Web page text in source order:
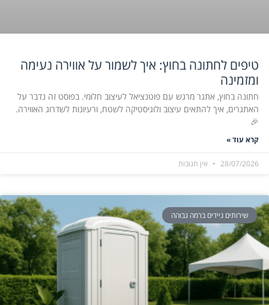
טיפים לחתונה בחוץ: איך לשמור על אווירה נעימה
ומזמינה
חתונה בחוץ, אתגר מרגש עם פוטנציאל לעיצוב חלומי. בפוסט זה נדבר על
האתגרים, איך להתאים עיצוב ולוגיסטיקה לשטח, ורעיונות לשדרוג האווירה.
🎉
קרא עוד »
28/07/2026 אין תגובות
שירותים ניידים ברמה גבוהה